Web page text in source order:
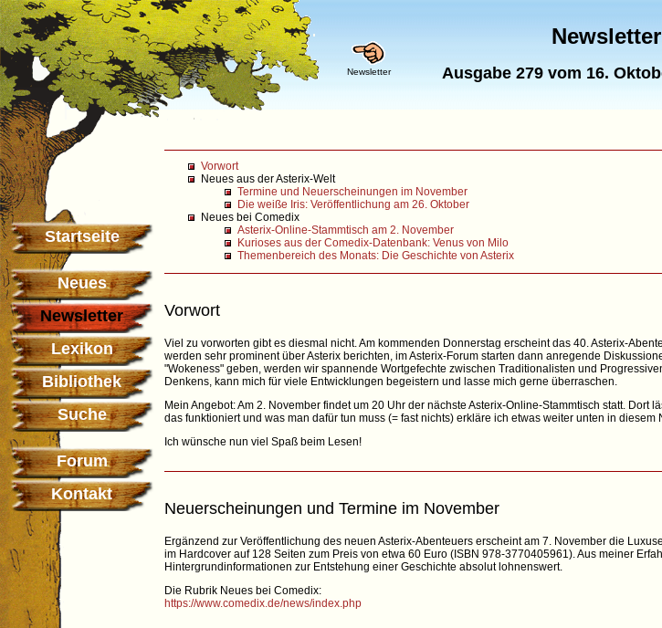
Newsletter
Newsletter
Ausgabe 279 vom 16.
Startseite
Neues
Newsletter
Lexikon
Bibliothek
Suche
Forum
Kontakt
Vorwort
Neues aus der Asterix-Welt
Termine und Neuerscheinungen im November
Die weiße Iris: Veröffentlichung am 26. Oktober
Neues bei Comedix
Asterix-Online-Stammtisch am 2. November
Kurioses aus der Comedix-Datenbank: Venus von Milo
Themenbereich des Monats: Die Geschichte von Asterix
Vorwort
Viel zu vorworten gibt es diesmal nicht. Am kommenden Donnerstag erscheint das 40. Asterix-
werden sehr prominent über Asterix berichten, im Asterix-Forum starten dann anregende
"Wokeness" geben, werden wir spannende Wortgefechte zwischen Traditionalisten und
Denkens, kann mich für viele Entwicklungen begeistern und lasse mich gerne überraschen.
Mein Angebot: Am 2. November findet um 20 Uhr der nächste Asterix-Online-Stammtisch statt. Dort
das funktioniert und was man dafür tun muss (= fast nichts) erkläre ich etwas weiter unten in diesem
Ich wünsche nun viel Spaß beim Lesen!
Neuerscheinungen und Termine im November
Ergänzend zur Veröffentlichung des neuen Asterix-Abenteuers erscheint am 7. November die
im Hardcover auf 128 Seiten zum Preis von etwa 60 Euro (ISBN 978-3770405961). Aus meiner
Hintergrundinformationen zur Entstehung einer Geschichte absolut lohnenswert.
Die Rubrik Neues bei Comedix:
https://www.comedix.de/news/index.php